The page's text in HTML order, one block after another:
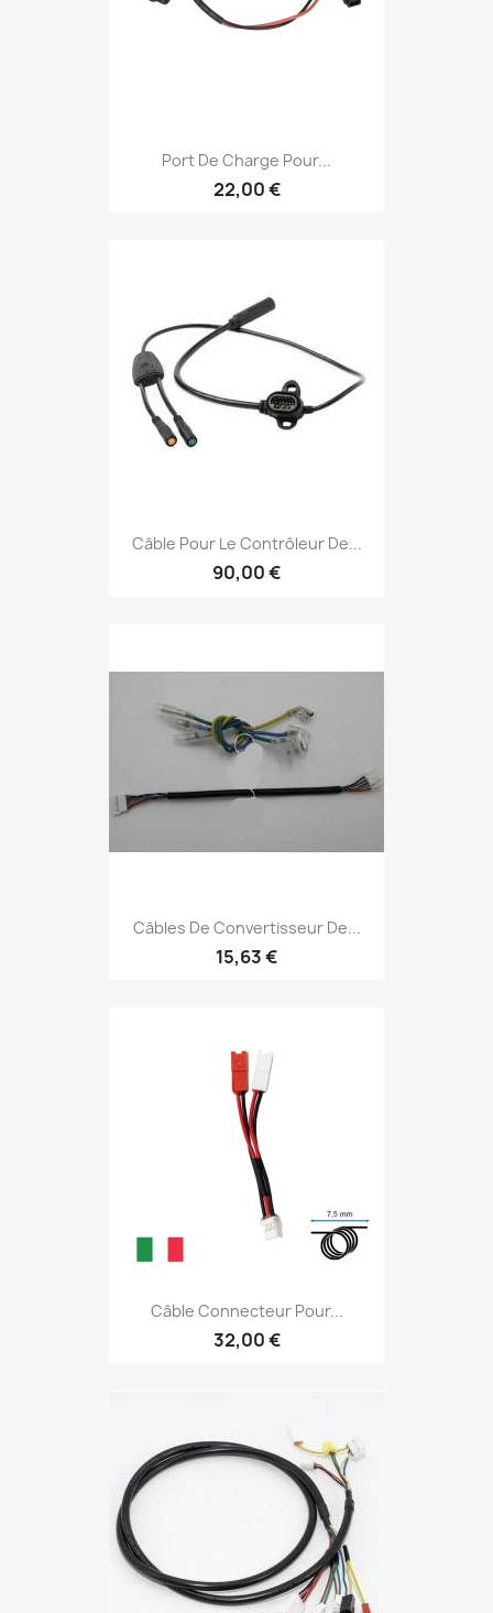
Port De Charge Pour...
22,00 €
Câble Pour Le Contrôleur De...
90,00 €
Câbles De Convertisseur De...
15,63 €
Câble Connecteur Pour...
32,00 €